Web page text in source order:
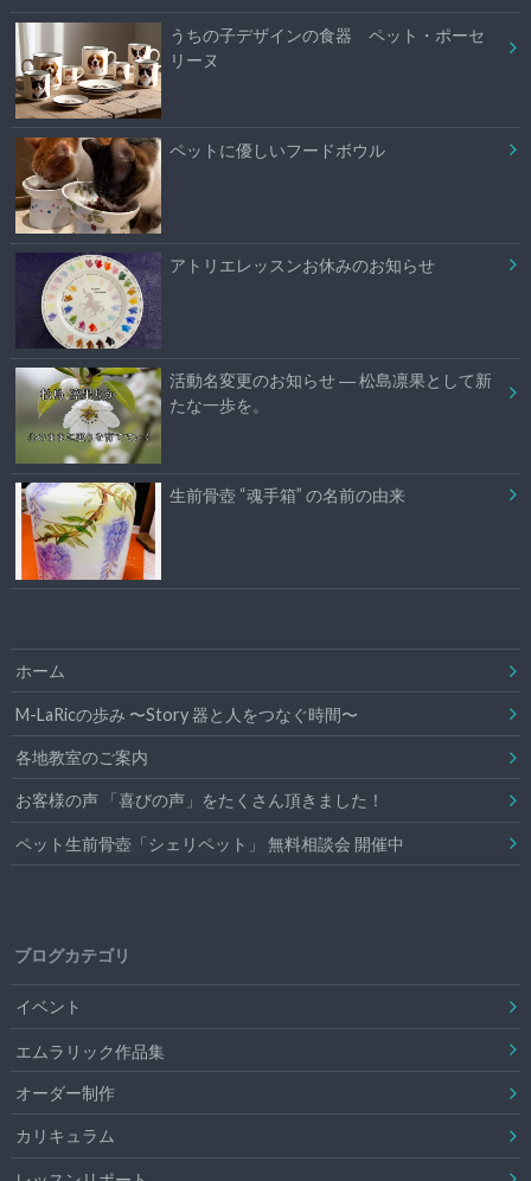
うちの子デザインの食器 ペット・ポーセ
リーヌ
ペットに優しいフードボウル
アトリエレッスンお休みのお知らせ
活動名変更のお知らせ ― 松島凛果として新
たな一歩を。
生前骨壺 “魂手箱” の名前の由来
ホーム
M-LaRicの歩み 〜Story 器と人をつなぐ時間〜
各地教室のご案内
お客様の声 「喜びの声」をたくさん頂きました！
ペット生前骨壺「シェリペット」 無料相談会 開催中
ブログカテゴリ
イベント
エムラリック作品集
オーダー制作
カリキュラム